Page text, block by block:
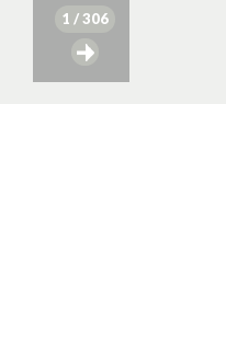
1 / 306